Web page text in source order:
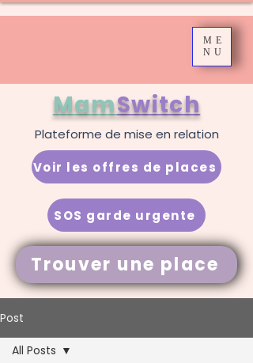
ME
NU
Trouver une place
MamSwitch
SOS garde urgente
Voir les offres de places
Plateforme de mise en relation
Post
All Posts